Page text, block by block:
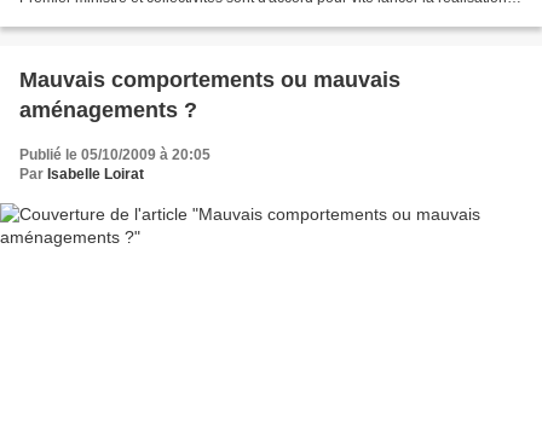
Mauvais comportements ou mauvais
aménagements ?
Publié le 05/10/2009 à 20:05
Par Isabelle Loirat